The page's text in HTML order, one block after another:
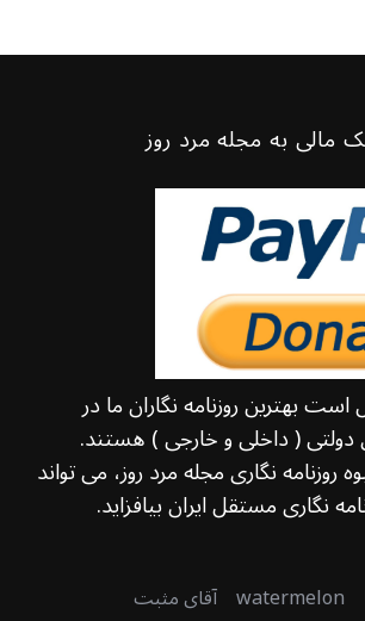
مالی به مجله مرد روز
بهترین روزنامه نگاران ما در
( داخلی و خارجی ) هستند.
نگاری مجله مرد روز، می تواند
نگاری مستقل ایران بیافزاید.
watermelon آقای مثبت